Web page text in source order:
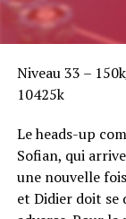
Niveau 33 –
10425k
Le heads-up
Sofian, qui
une nouvelle
et Didier doit se